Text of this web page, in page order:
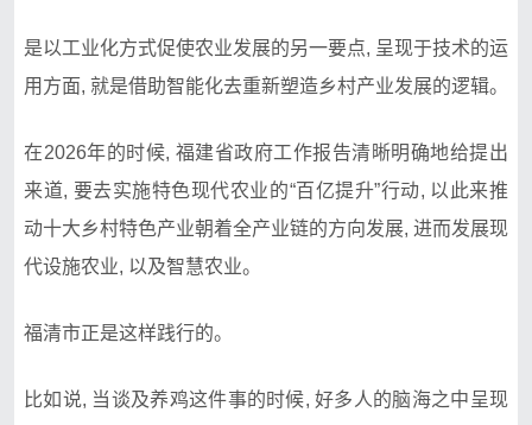
是以工业化方式促使农业发展的另一要点, 呈现于技术的运
用方面, 就是借助智能化去重新塑造乡村产业发展的逻辑。
在2026年的时候, 福建省政府工作报告清晰明确地给提出
来道, 要去实施特色现代农业的“百亿提升”行动, 以此来推
动十大乡村特色产业朝着全产业链的方向发展, 进而发展现
代设施农业, 以及智慧农业。
福清市正是这样践行的。
比如说, 当谈及养鸡这件事的时候, 好多人的脑海之中呈现